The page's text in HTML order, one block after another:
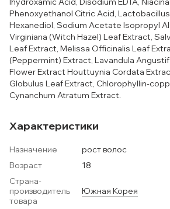
Phenoxyethanol Citric Acid,
Hexanediol, Sodium Acetate Isopropyl
Virginiana (Witch Hazel) Leaf Extract,
Leaf Extract, Melissa Officinalis Leaf
(Peppermint) Extract, Lavandula
Flower Extract Houttuynia Cordata
Globulus Leaf Extract, Chlorophyllin-
Cynanchum Atratum Extract.
Характеристики
Назначение
рост волос
Возраст
18
Страна-
производитель
товара
Южная Корея